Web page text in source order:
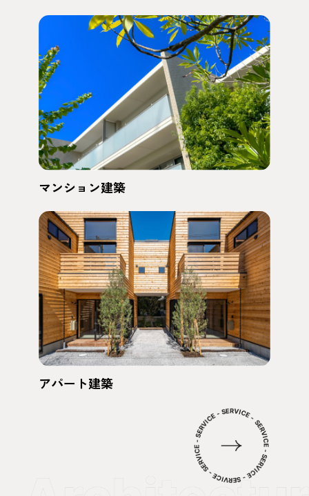
マンション建築
アパート建築